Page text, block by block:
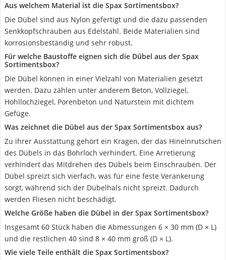
Aus welchem Material ist die Spax Sortimentsbox?
Die Dübel sind aus Nylon gefertigt und die dazu passenden
Senkkopfschrauben aus Edelstahl. Beide Materialien sind
korrosionsbeständig und sehr robust.
Für welche Baustoffe eignen sich die Dübel aus der Spax
Sortimentsbox?
Die Dübel können in einer Vielzahl von Materialien gesetzt
werden. Dazu zählen unter anderem Beton, Vollziegel,
Hohllochziegel, Porenbeton und Naturstein mit dichtem
Gefüge.
Was zeichnet die Dübel aus der Spax Sortimentsbox aus?
Zu ihrer Ausstattung gehört ein Kragen, der das Hineinrutschen
des Dübels in das Bohrloch verhindert. Eine Arretierung
verhindert das Mitdrehen des Dübels beim Einschrauben. Der
Dübel spreizt sich vierfach, was für eine feste Verankerung
sorgt, während sich der Dübelhals nicht spreizt. Dadurch
werden Fliesen nicht beschädigt.
Welche Größe haben die Dübel in der Spax Sortimentsbox?
Insgesamt 60 Stück haben die Abmessungen 6 × 30 mm (D × L)
und die restlichen 40 sind 8 × 40 mm groß (D × L).
Wie viele Teile enthält die Spax Sortimentsbox?